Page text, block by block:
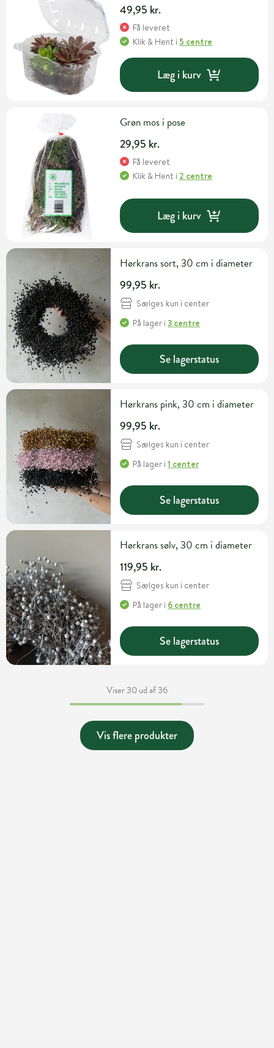
49,95 kr.
Få leveret
Klik & Hent i5 centre
Læg i kurv
Grøn mos i pose
29,95 kr.
Få leveret
Klik & Hent i2 centre
Læg i kurv
Hørkrans sort, 30 cm i diameter
99,95 kr.
Sælges kun i center
På lager i3 centre
Se lagerstatus
Hørkrans pink, 30 cm i diameter
99,95 kr.
Sælges kun i center
På lager i1 center
Se lagerstatus
Hørkrans sølv, 30 cm i diameter
119,95 kr.
Sælges kun i center
På lager i 6 centre
Se lagerstatus
Viser 30 ud af 36
Vis flere produkter